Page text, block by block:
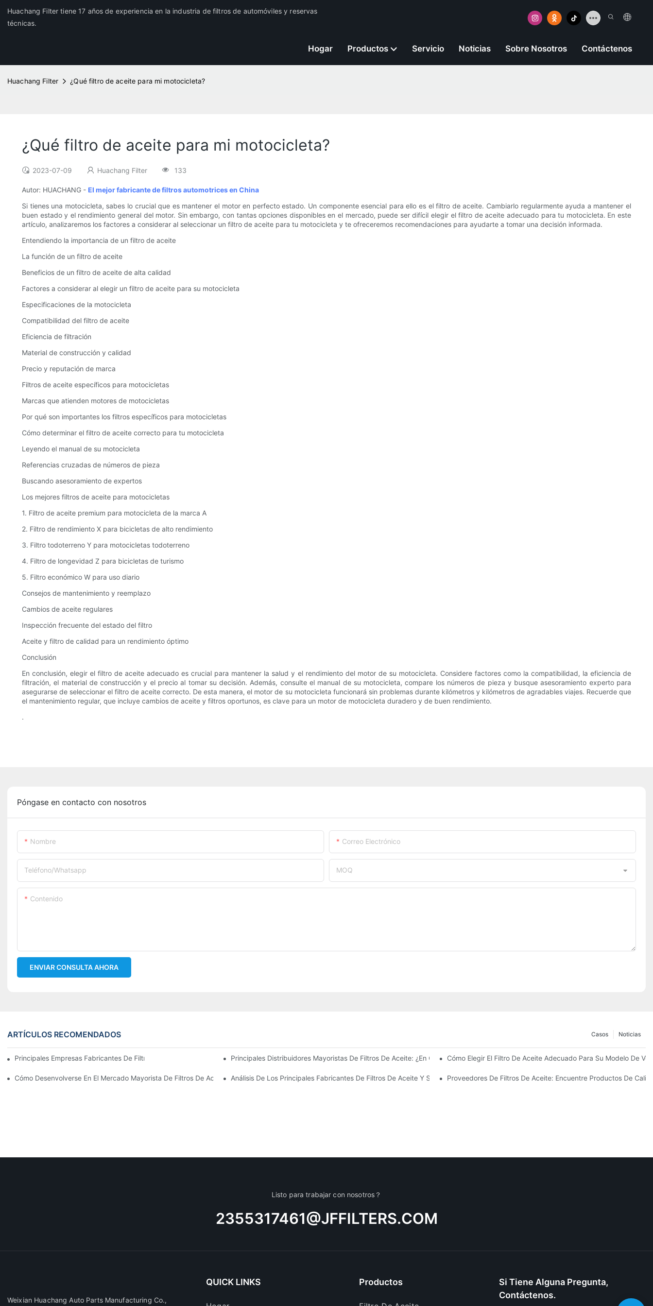
Huachang Filter tiene 17 años de experiencia en la industria de filtros de automóviles y reservas
técnicas.
Hogar Productos Servicio Noticias Sobre Nosotros Contáctenos
Huachang Filter ¿Qué filtro de aceite para mi motocicleta?
¿Qué filtro de aceite para mi motocicleta?
2023-07-09 Huachang Filter 133
Autor: HUACHANG - El mejor fabricante de filtros automotrices en China
Si tienes una motocicleta, sabes lo crucial que es mantener el motor en perfecto estado. Un componente esencial para ello es el filtro de aceite. Cambiarlo regularmente ayuda a mantener el
buen estado y el rendimiento general del motor. Sin embargo, con tantas opciones disponibles en el mercado, puede ser difícil elegir el filtro de aceite adecuado para tu motocicleta. En este
artículo, analizaremos los factores a considerar al seleccionar un filtro de aceite para tu motocicleta y te ofreceremos recomendaciones para ayudarte a tomar una decisión informada.
Entendiendo la importancia de un filtro de aceite
La función de un filtro de aceite
Beneficios de un filtro de aceite de alta calidad
Factores a considerar al elegir un filtro de aceite para su motocicleta
Especificaciones de la motocicleta
Compatibilidad del filtro de aceite
Eficiencia de filtración
Material de construcción y calidad
Precio y reputación de marca
Filtros de aceite específicos para motocicletas
Marcas que atienden motores de motocicletas
Por qué son importantes los filtros específicos para motocicletas
Cómo determinar el filtro de aceite correcto para tu motocicleta
Leyendo el manual de su motocicleta
Referencias cruzadas de números de pieza
Buscando asesoramiento de expertos
Los mejores filtros de aceite para motocicletas
1. Filtro de aceite premium para motocicleta de la marca A
2. Filtro de rendimiento X para bicicletas de alto rendimiento
3. Filtro todoterreno Y para motocicletas todoterreno
4. Filtro de longevidad Z para bicicletas de turismo
5. Filtro económico W para uso diario
Consejos de mantenimiento y reemplazo
Cambios de aceite regulares
Inspección frecuente del estado del filtro
Aceite y filtro de calidad para un rendimiento óptimo
Conclusión
En conclusión, elegir el filtro de aceite adecuado es crucial para mantener la salud y el rendimiento del motor de su motocicleta. Considere factores como la compatibilidad, la eficiencia de
filtración, el material de construcción y el precio al tomar su decisión. Además, consulte el manual de su motocicleta, compare los números de pieza y busque asesoramiento experto para
asegurarse de seleccionar el filtro de aceite correcto. De esta manera, el motor de su motocicleta funcionará sin problemas durante kilómetros y kilómetros de agradables viajes. Recuerde que
el mantenimiento regular, que incluye cambios de aceite y filtros oportunos, es clave para un motor de motocicleta duradero y de buen rendimiento.
.
Póngase en contacto con nosotros
Nombre Correo Electrónico
Teléfono/whatsapp MOQ
Contenido
ENVIAR CONSULTA AHORA
ARTÍCULOS RECOMENDADOS Noticias
Casos
Principales Empresas Fabricantes De Filtros De Aceite: Una Visión General CompletaPrincipales Distribuidores Mayoristas De Filtros De Aceite: ¿En Quién Confiar?Cómo Elegir El Filtro De Aceite Adecuado Para Su Modelo De
Cómo Desenvolverse En El Mercado Mayorista De Filtros De Aceite: Consejos Y TrucosAnálisis De Los Principales Fabricantes De Filtros De Aceite Y Sus InnovacionesProveedores De Filtros De Aceite: Encuentre Productos De
Listo para trabajar con nosotros？
2355317461@JFFILTERS.COM
Weixian Huachang Auto Parts Manufacturing Co.,
QUICK LINKS Productos
Si Tiene Alguna Pregunta,
Contáctenos.